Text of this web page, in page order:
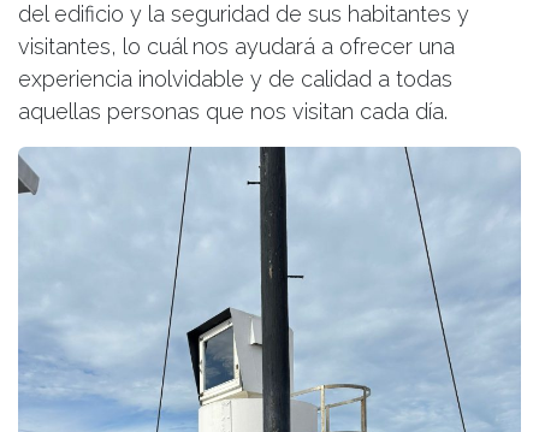
del edificio y la seguridad de sus habitantes y
visitantes, lo cuál nos ayudará a ofrecer una
experiencia inolvidable y de calidad a todas
aquellas personas que nos visitan cada día.